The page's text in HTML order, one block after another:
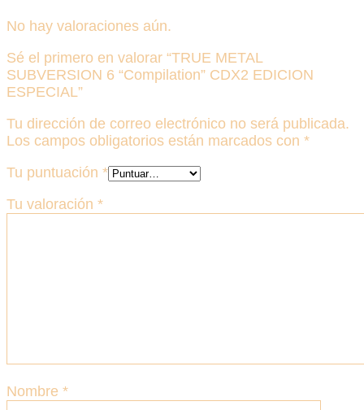
No hay valoraciones aún.
Sé el primero en valorar “TRUE METAL
SUBVERSION 6 “Compilation” CDX2 EDICION
ESPECIAL”
Tu dirección de correo electrónico no será publicada.
Los campos obligatorios están marcados con *
Tu puntuación *
Tu valoración *
Nombre *